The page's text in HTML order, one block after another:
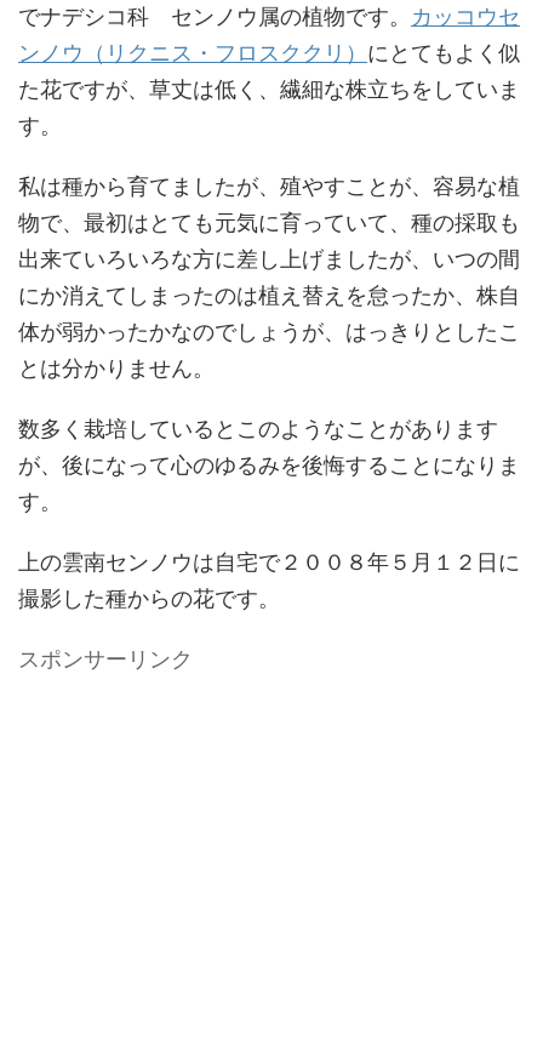
でナデシコ科 センノウ属の植物です。 カッコウセ
ンノウ（リクニス・フロスククリ） にとてもよく似
た花ですが、草丈は低く、繊細な株立ちをしていま
す。
私は種から育てましたが、殖やすことが、容易な植
物で、最初はとても元気に育っていて、種の採取も
出来ていろいろな方に差し上げましたが、いつの間
にか消えてしまったのは植え替えを怠ったか、株自
体が弱かったかなのでしょうが、はっきりとしたこ
とは分かりません。
数多く栽培しているとこのようなことがあります
が、後になって心のゆるみを後悔することになりま
す。
上の雲南センノウは自宅で２００８年５月１２日に
撮影した種からの花です。
スポンサーリンク